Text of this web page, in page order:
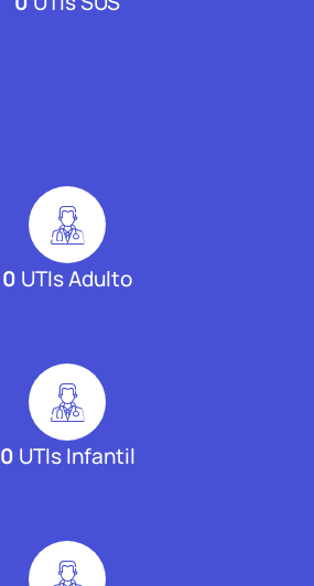
0 UTIs Adulto
0 UTIs Infantil